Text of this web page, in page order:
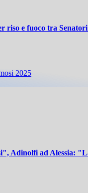
riso e fuoco tra
2025
Adinolfi ad Alessia: